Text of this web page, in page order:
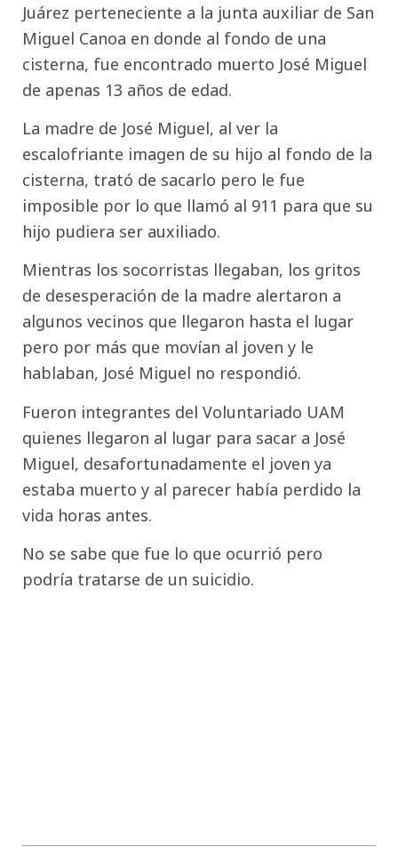
Juárez perteneciente a la junta auxiliar de San
Miguel Canoa en donde al fondo de una
cisterna, fue encontrado muerto José Miguel
de apenas 13 años de edad.
La madre de José Miguel, al ver la
escalofriante imagen de su hijo al fondo de la
cisterna, trató de sacarlo pero le fue
imposible por lo que llamó al 911 para que su
hijo pudiera ser auxiliado.
Mientras los socorristas llegaban, los gritos
de desesperación de la madre alertaron a
algunos vecinos que llegaron hasta el lugar
pero por más que movían al joven y le
hablaban, José Miguel no respondió.
Fueron integrantes del Voluntariado UAM
quienes llegaron al lugar para sacar a José
Miguel, desafortunadamente el joven ya
estaba muerto y al parecer había perdido la
vida horas antes.
No se sabe que fue lo que ocurrió pero
podría tratarse de un suicidio.